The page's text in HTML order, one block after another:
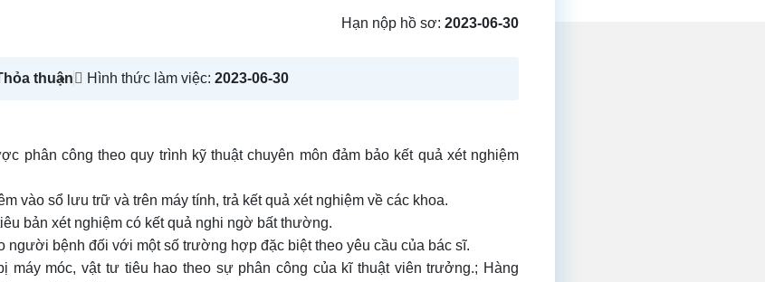
Hạn nộp hồ sơ: 2023-06-30
thuận Hình thức làm việc: 2023-06-30
phân công theo quy trình kỹ thuật chuyên môn đảm bảo kết quả xét nghiệm
vào sổ lưu trữ và trên máy tính, trả kết quả xét nghiệm về các khoa.
bản xét nghiệm có kết quả nghi ngờ bất thường.
người bệnh đối với một số trường hợp đặc biệt theo yêu cầu của bác sĩ.
máy móc, vật tư tiêu hao theo sự phân công của kĩ thuật viên trưởng.; Hàng